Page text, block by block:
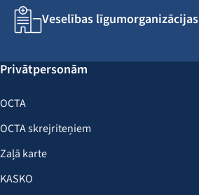
Veselības līgumorganizācijas
Privātpersonām
OCTA
OCTA skrejriteņiem
Zaļā karte
KASKO